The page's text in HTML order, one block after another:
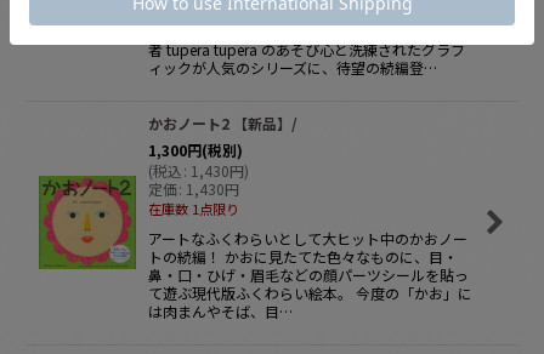
お待たせしました！ 大人気シールブック 『かおノ
ート』シリーズ第３弾は、なんとモンスター！ 著
者 tupera tupera のあそび心と洗練されたグラフ
ィックが人気のシリーズに、待望の続編登…
かおノート2 【新品】/
1,300円(税別)
(税込: 1,430円)
定価: 1,430円
在庫数 1点限り
アートなふくわらいとして大ヒット中のかおノー
トの続編！ かおに見たてた色々なものに、目・
鼻・口・ひげ・眉毛などの顔パーツシールを貼っ
て遊ぶ現代版ふくわらい絵本。 今度の「かお」に
は肉まんやそば、目…